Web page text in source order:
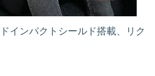
インパクトシールド搭載、リク